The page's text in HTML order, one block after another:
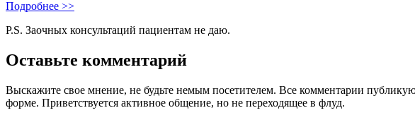
Подробнее >>
P.S. Заочных консультаций пациентам не даю.
Оставьте комментарий
Выскажите свое мнение, не будьте немым посетителем. Все комментарии
форме. Приветствуется активное общение, но не переходящее в флуд.